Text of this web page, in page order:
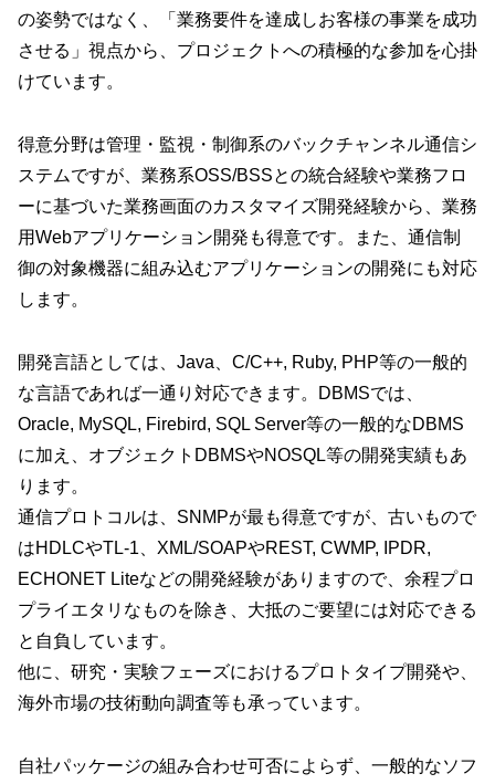
の姿勢ではなく、「業務要件を達成しお客様の事業を成功
させる」視点から、プロジェクトへの積極的な参加を心掛
けています。
得意分野は管理・監視・制御系のバックチャンネル通信シ
ステムですが、業務系OSS/BSSとの統合経験や業務フロ
ーに基づいた業務画面のカスタマイズ開発経験から、業務
用Webアプリケーション開発も得意です。また、通信制
御の対象機器に組み込むアプリケーションの開発にも対応
します。
開発言語としては、Java、C/C++, Ruby, PHP等の一般的
な言語であれば一通り対応できます。DBMSでは、
Oracle, MySQL, Firebird, SQL Server等の一般的なDBMS
に加え、オブジェクトDBMSやNOSQL等の開発実績もあ
ります。
通信プロトコルは、SNMPが最も得意ですが、古いもので
はHDLCやTL-1、XML/SOAPやREST, CWMP, IPDR,
ECHONET Liteなどの開発経験がありますので、余程プロ
プライエタリなものを除き、大抵のご要望には対応できる
と自負しています。
他に、研究・実験フェーズにおけるプロトタイプ開発や、
海外市場の技術動向調査等も承っています。
自社パッケージの組み合わせ可否によらず、一般的なソフ